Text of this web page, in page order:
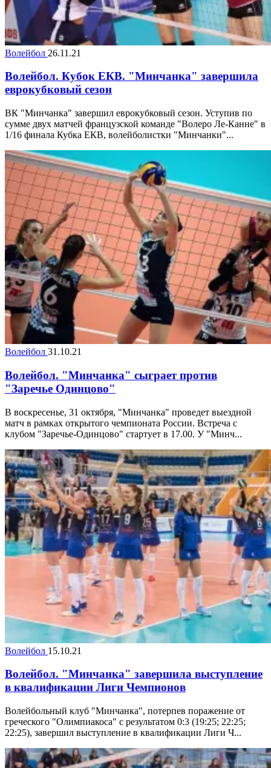
Волейбол 26.11.21
Волейбол. Кубок ЕКВ. "Минчанка" завершила
еврокубковый сезон
ВК "Минчанка" завершил еврокубковый сезон. Уступив по
сумме двух матчей французской команде "Волеро Ле-Канне" в
1/16 финала Кубка ЕКВ, волейболистки "Минчанки"...
Волейбол 31.10.21
Волейбол. "Минчанка" сыграет против
"Заречье Одинцово"
В воскресенье, 31 октября, "Минчанка" проведет выездной
матч в рамках открытого чемпионата России. Встреча с
клубом "Заречье-Одинцово" стартует в 17.00. У "Минч...
Волейбол 15.10.21
Волейбол. "Минчанка" завершила выступление
в квалификации Лиги Чемпионов
Волейбольный клуб "Минчанка", потерпев поражение от
греческого "Олимпиакоса" с результатом 0:3 (19:25; 22:25;
22:25), завершил выступление в квалификации Лиги Ч...